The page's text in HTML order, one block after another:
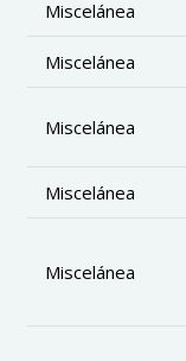
Miscelánea
Miscelánea
Miscelánea
Miscelánea
Miscelánea